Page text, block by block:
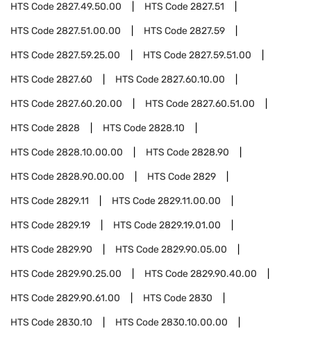
HTS Code2827.49.50.00 HTS Code2827.51
HTS Code2827.51.00.00 HTS Code2827.59
HTS Code2827.59.25.00 HTS Code2827.59.51.00
HTS Code2827.60 HTS Code2827.60.10.00
HTS Code2827.60.20.00 HTS Code2827.60.51.00
HTS Code2828 HTS Code2828.10
HTS Code2828.10.00.00 HTS Code2828.90
HTS Code2828.90.00.00 HTS Code2829
HTS Code2829.11 HTS Code2829.11.00.00
HTS Code2829.19 HTS Code2829.19.01.00
HTS Code2829.90 HTS Code2829.90.05.00
HTS Code2829.90.25.00 HTS Code2829.90.40.00
HTS Code2829.90.61.00 HTS Code2830
HTS Code2830.10 HTS Code2830.10.00.00